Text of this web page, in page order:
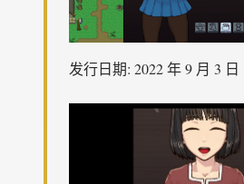
发行日期: 2022 年 9 月 3 日